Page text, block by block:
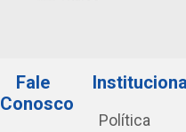
Fale
Conosco
Política